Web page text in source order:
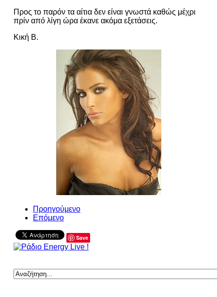
Προς το παρόν τα αίτια δεν είναι γνωστά καθώς μέχρι
πρίν από λίγη ώρα έκανε ακόμα εξετάσεις.
Κική Β.
Προηγούμενο
Επόμενο
Save